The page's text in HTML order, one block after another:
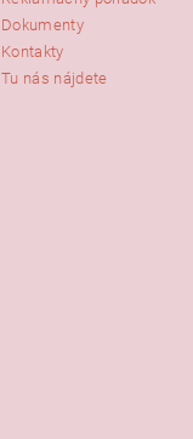
Dokumenty
Kontakty
Tu nás nájdete